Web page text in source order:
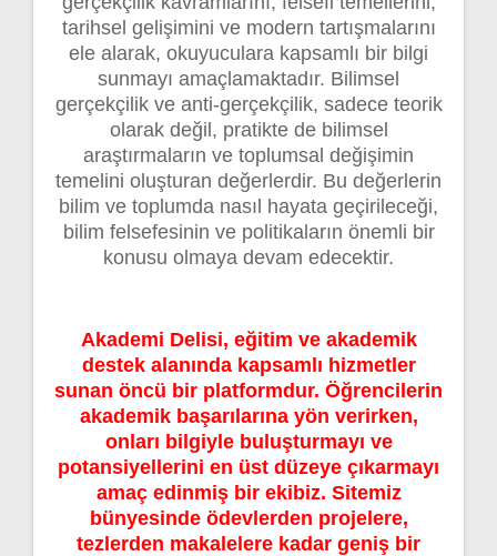
tarihsel gelişimini ve modern tartışmalarını
ele alarak, okuyuculara kapsamlı bir bilgi
sunmayı amaçlamaktadır. Bilimsel
gerçekçilik ve anti-gerçekçilik, sadece teorik
olarak değil, pratikte de bilimsel
araştırmaların ve toplumsal değişimin
temelini oluşturan değerlerdir. Bu değerlerin
bilim ve toplumda nasıl hayata geçirileceği,
bilim felsefesinin ve politikaların önemli bir
konusu olmaya devam edecektir.
Akademi Delisi, eğitim ve akademik
destek alanında kapsamlı hizmetler
sunan öncü bir platformdur. Öğrencilerin
akademik başarılarına yön verirken,
onları bilgiyle buluşturmayı ve
potansiyellerini en üst düzeye çıkarmayı
amaç edinmiş bir ekibiz. Sitemiz
bünyesinde ödevlerden projelere,
tezlerden makalelere kadar geniş bir